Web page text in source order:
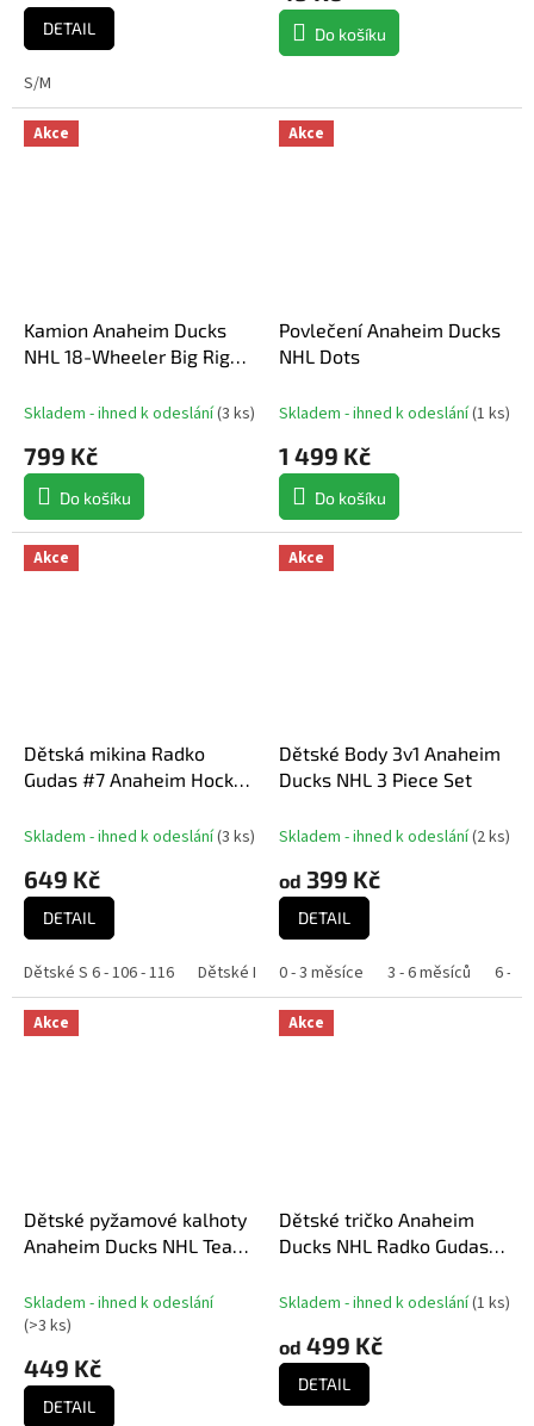
DETAIL
S/M
je
5,0
z
Do košíku
Akce
Kamion Anaheim Ducks
NHL 18-Wheeler Big Rig
Skladem - ihned k odeslání(3 ks)
799 Kč
Do košíku
Akce
Povlečení Anaheim Ducks
NHL Dots
Skladem - ihned k odeslání(1 ks)
1 499 Kč
Do košíku
Akce
Dětská mikina Radko
Gudas #7 Anaheim Hockey
(Anaheim Ducks NHL)
Skladem - ihned k odeslání(3 ks)
649 Kč
DETAIL
Dětské S 6 - 106 - 116 Dětské M 8 - 118 - 128 Dětské L 10 - 130 - 140
Akce
Dětské Body 3v1 Anaheim
Ducks NHL 3 Piece Set
Skladem - ihned k odeslání(2 ks)
od 399 Kč
DETAIL
0 - 3 měsíce 3 - 6 měsíců 6 - 9
Akce
Dětské pyžamové kalhoty
Anaheim Ducks NHL Team
Skladem - ihned k odeslání
(>3 ks)
449 Kč
DETAIL
Akce
Dětské tričko Anaheim
Ducks NHL Radko Gudas
Skladem - ihned k odeslání(1 ks)
od 499 Kč
DETAIL